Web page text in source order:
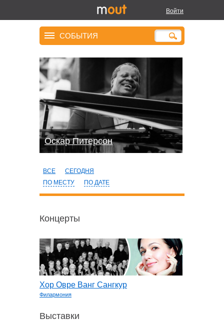
Войти
СОБЫТИЯ
Оскар Питерсон
ВСЕ
СЕГОДНЯ
ПО МЕСТУ
ПО ДАТЕ
Концерты
Хор Овре Ванг Сангкур
Филармония
Выставки